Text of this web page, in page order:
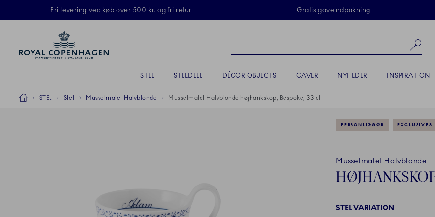
Skip Navigation
Fri levering ved køb over 500 kr. og fri retur Gratis gaveindpakning
STEL STELDELE DÉCOR OBJECTS GAVER NYHEDER INSPIRATION
Breadcrumb Headlinesss
HjemSTEL Stel Musselmalet Halvblonde Musselmalet Halvblonde højhankskop, Bespoke, 33 cl
PERSONLIGGØR EXCLUSIVES
Musselmalet Halvblonde
STEL VARIATION